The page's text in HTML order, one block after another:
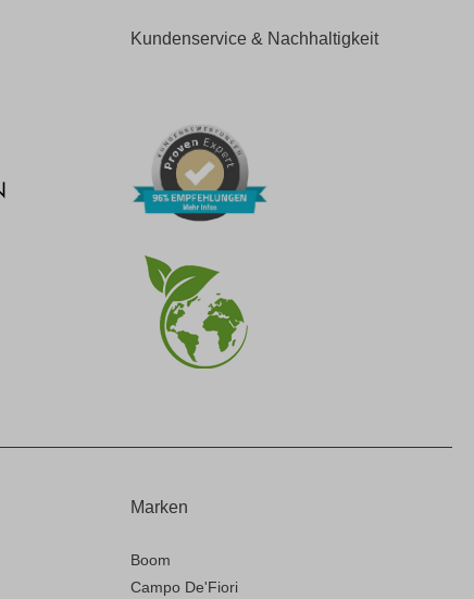
Kundenservice & Nachhaltigkeit
Marken
Boom
Campo De'Fiori